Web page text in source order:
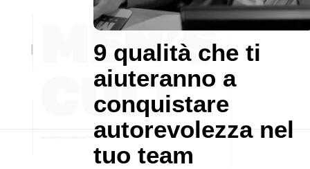
9 qualità che ti
aiuteranno a
conquistare
autorevolezza nel
tuo team